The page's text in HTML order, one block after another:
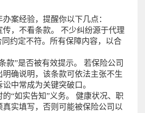
案经验，提醒你以下几点：
传，不看条款。 不少纠纷源于代理
同约定不符。所有保障内容，以合
款”是否被有效提示。 若保险公司
明确说明，该条款可依法主张不生
中常成为关键突破口。
“如实告知”义务。 健康状况、职
真实填写，否则可能被保险公司以